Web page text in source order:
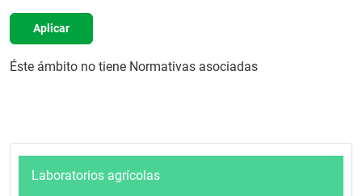
Aplicar
Éste ámbito no tiene Normativas asociadas
Laboratorios agrícolas